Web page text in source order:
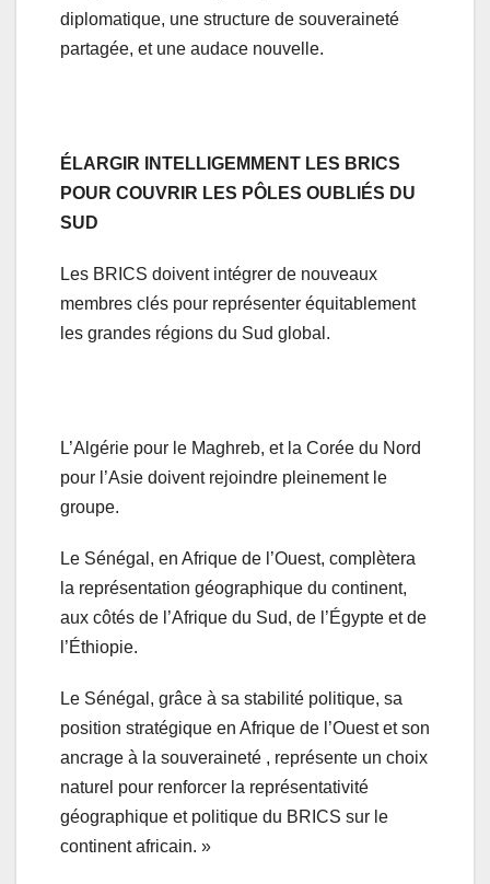
diplomatique, une structure de souveraineté
partagée, et une audace nouvelle.
ÉLARGIR INTELLIGEMMENT LES BRICS
POUR COUVRIR LES PÔLES OUBLIÉS DU
SUD
Les BRICS doivent intégrer de nouveaux
membres clés pour représenter équitablement
les grandes régions du Sud global.
L’Algérie pour le Maghreb, et la Corée du Nord
pour l’Asie doivent rejoindre pleinement le
groupe.
Le Sénégal, en Afrique de l’Ouest, complètera
la représentation géographique du continent,
aux côtés de l’Afrique du Sud, de l’Égypte et de
l’Éthiopie.
Le Sénégal, grâce à sa stabilité politique, sa
position stratégique en Afrique de l’Ouest et son
ancrage à la souveraineté , représente un choix
naturel pour renforcer la représentativité
géographique et politique du BRICS sur le
continent africain. »